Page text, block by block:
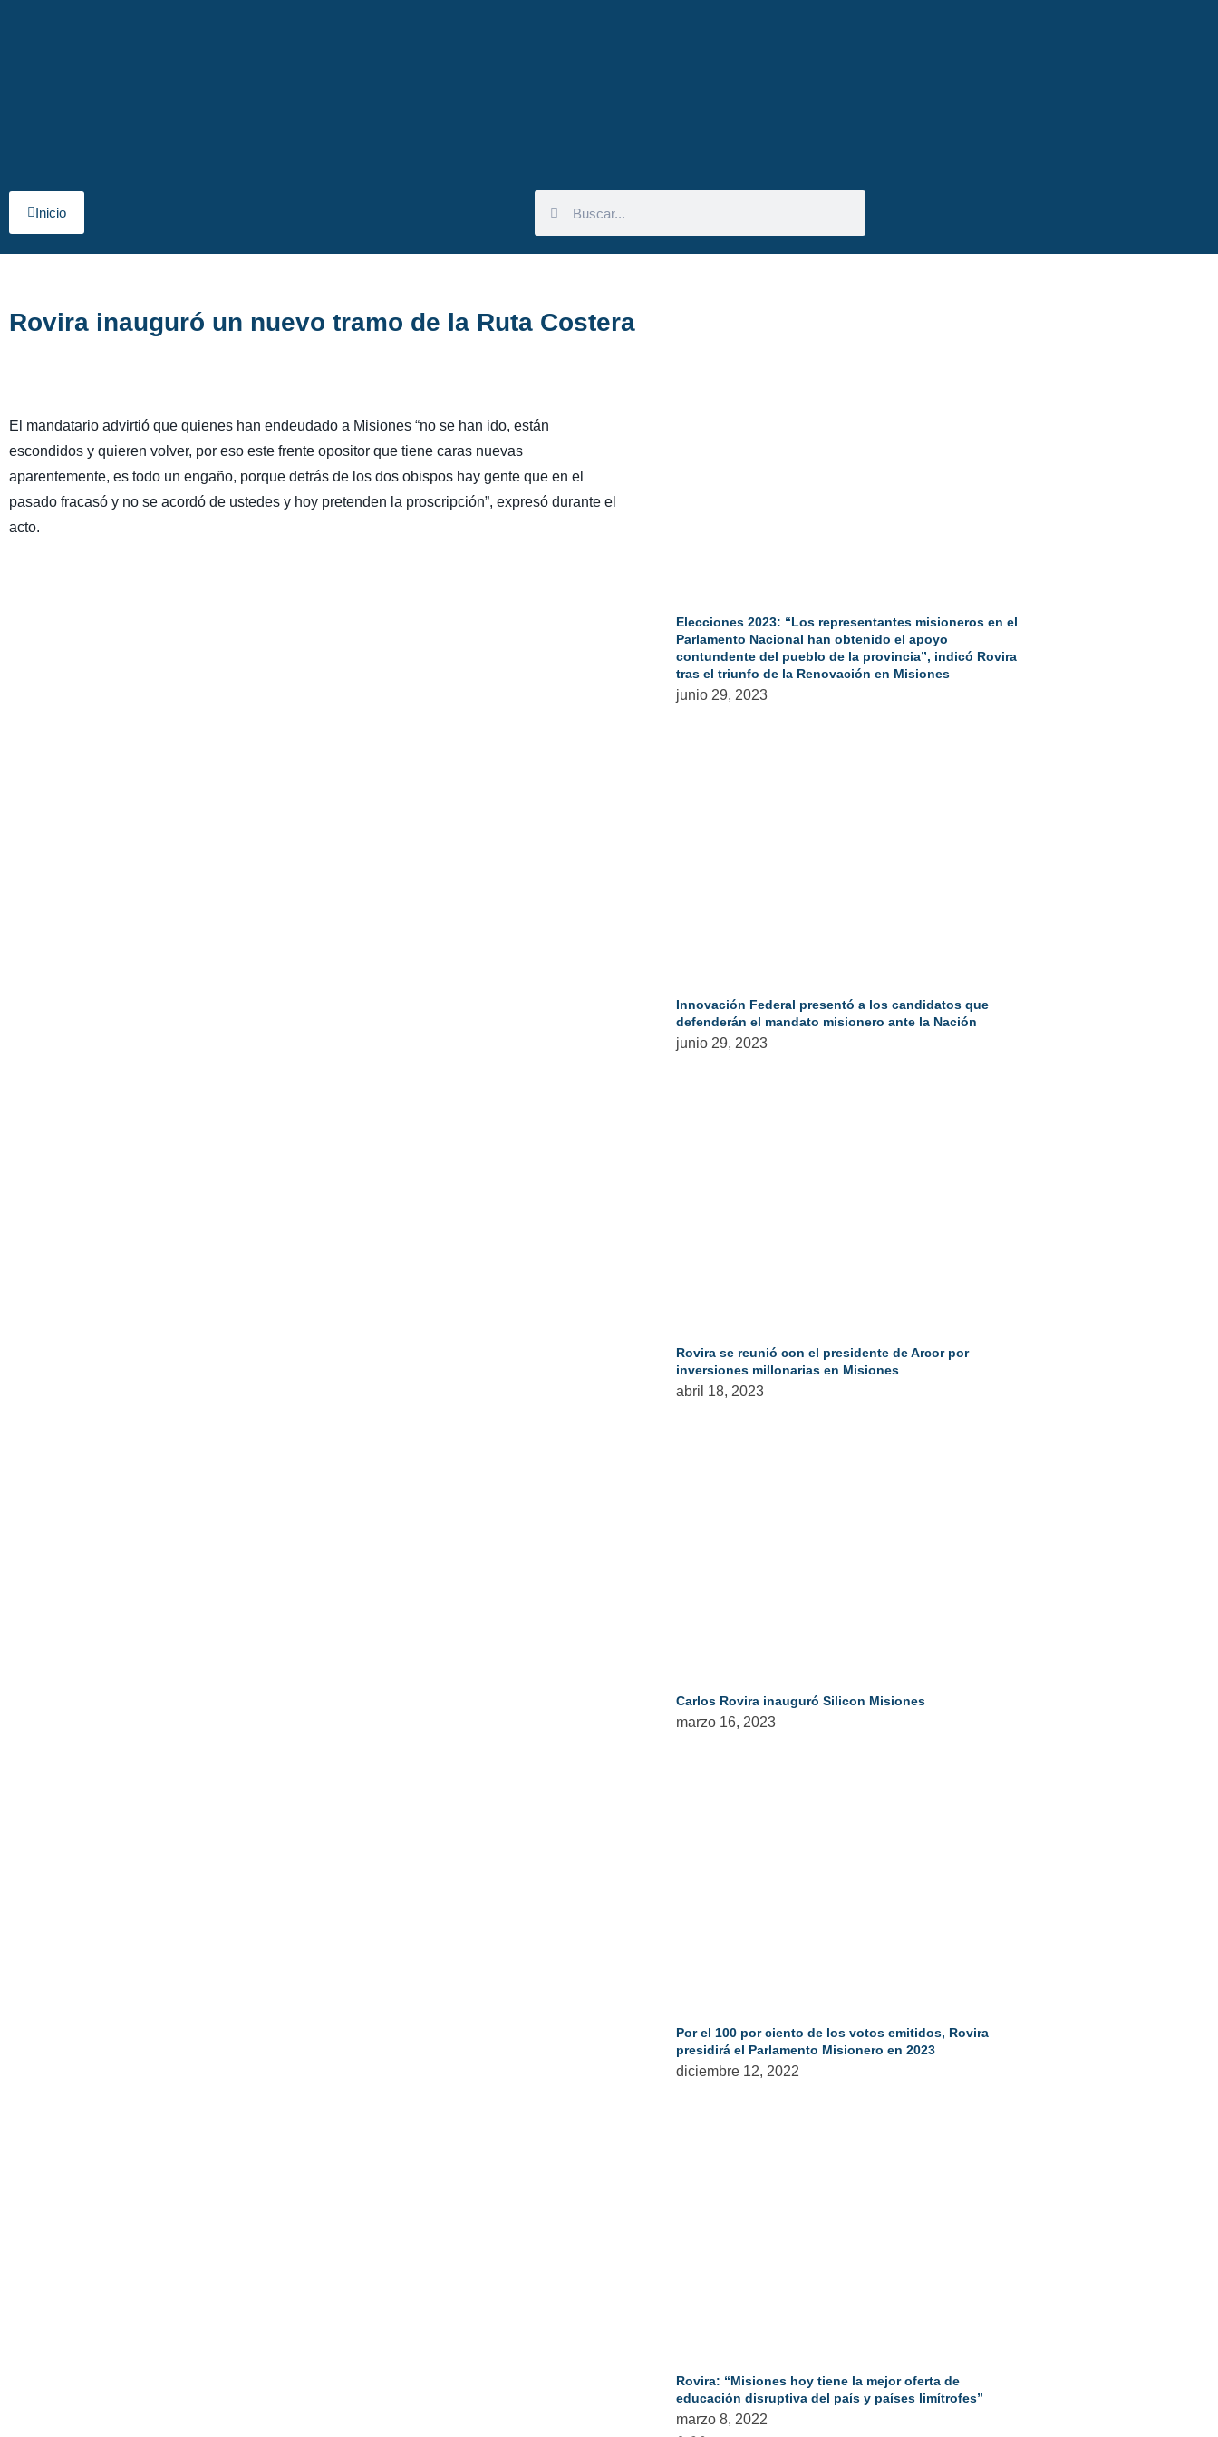
Inicio
Rovira inauguró un nuevo tramo de la Ruta Costera
El mandatario advirtió que quienes han endeudado a Misiones “no se han ido, están
escondidos y quieren volver, por eso este frente opositor que tiene caras nuevas
aparentemente, es todo un engaño, porque detrás de los dos obispos hay gente que en el
pasado fracasó y no se acordó de ustedes y hoy pretenden la proscripción”, expresó durante el
acto.
Elecciones 2023: “Los representantes misioneros en el
Parlamento Nacional han obtenido el apoyo
contundente del pueblo de la provincia”, indicó Rovira
tras el triunfo de la Renovación en Misiones
junio 29, 2023
Innovación Federal presentó a los candidatos que
defenderán el mandato misionero ante la Nación
junio 29, 2023
Rovira se reunió con el presidente de Arcor por
inversiones millonarias en Misiones
abril 18, 2023
Carlos Rovira inauguró Silicon Misiones
marzo 16, 2023
Por el 100 por ciento de los votos emitidos, Rovira
presidirá el Parlamento Misionero en 2023
diciembre 12, 2022
Rovira: “Misiones hoy tiene la mejor oferta de
educación disruptiva del país y países limítrofes”
marzo 8, 2022